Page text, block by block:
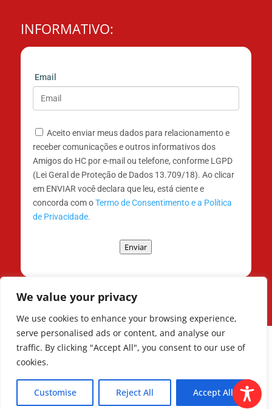
We value your privacy
We use cookies to enhance your browsing experience,
serve personalised ads or content, and analyse our
traffic. By clicking "Accept All", you consent to our use of
cookies.
Customise Reject All Accept All
INFORMATIVO:
Email
Aceito enviar meus dados para relacionamento e
receber comunicações e outros informativos dos
Amigos do HC por e-mail ou telefone, conforme LGPD
(Lei Geral de Proteção de Dados 13.709/18). Ao clicar
em ENVIAR você declara que leu, está ciente e
concorda com oTermo de Consentimento e a Política
de Privacidade.
Enviar
Todos os Direitos Reservados © | Associação
dos Amigos do Hospital de Clínicas ®